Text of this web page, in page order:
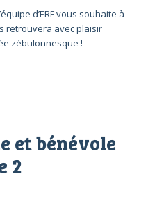
d’ERF vous souhaite à
retrouvera avec plaisir
zébulonnesque !
et bénévole
2